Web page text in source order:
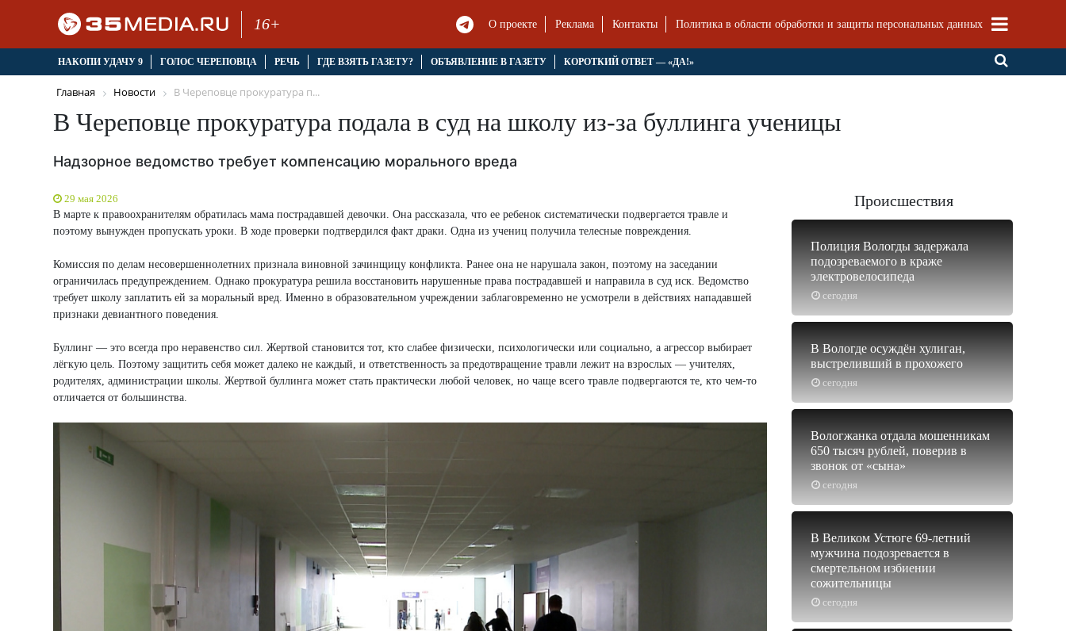
16+ О проекте Реклама Контакты Политика в области обработки и защиты персональных данных
НАКОПИ УДАЧУ 9 ГОЛОС ЧЕРЕПОВЦА РЕЧЬ ГДЕ ВЗЯТЬ ГАЗЕТУ? ОБЪЯВЛЕНИЕ В ГАЗЕТУ КОРОТКИЙ ОТВЕТ — «ДА!»
Главная Новости В Череповце прокуратура п...
В Череповце прокуратура подала в суд на школу из-за буллинга ученицы
Надзорное ведомство требует компенсацию морального вреда
29 мая 2026
В марте к правоохранителям обратилась мама пострадавшей девочки. Она рассказала, что ее ребенок систематически подвергается травле и
поэтому вынужден пропускать уроки. В ходе проверки подтвердился факт драки. Одна из учениц получила телесные повреждения.
Комиссия по делам несовершеннолетних признала виновной зачинщицу конфликта. Ранее она не нарушала закон, поэтому на заседании
ограничилась предупреждением. Однако прокуратура решила восстановить нарушенные права пострадавшей и направила в суд иск. Ведомство
требует школу заплатить ей за моральный вред. Именно в образовательном учреждении заблаговременно не усмотрели в действиях нападавшей
признаки девиантного поведения.
Буллинг — это всегда про неравенство сил. Жертвой становится тот, кто слабее физически, психологически или социально, а агрессор выбирает
лёгкую цель. Поэтому защитить себя может далеко не каждый, и ответственность за предотвращение травли лежит на взрослых — учителях,
родителях, администрации школы. Жертвой буллинга может стать практически любой человек, но чаще всего травле подвергаются те, кто чем-то
отличается от большинства.
Происшествия
сегодня
Полиция Вологды задержала
подозреваемого в краже
электровелосипеда
сегодня
В Вологде осуждён хулиган,
выстреливший в прохожего
сегодня
Вологжанка отдала мошенникам
650 тысяч рублей, поверив в
звонок от «сына»
сегодня
В Великом Устюге 69-летний
мужчина подозревается в
смертельном избиении
сожительницы